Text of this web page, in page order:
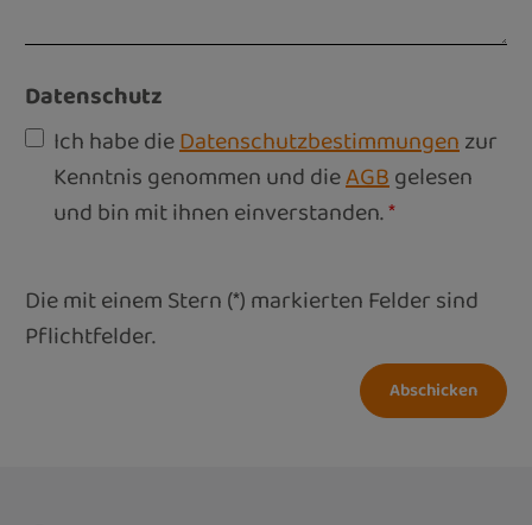
Datenschutz
Ich habe dieDatenschutzbestimmungenzur
Kenntnis genommen und dieAGBgelesen
und bin mit ihnen einverstanden.*
Die mit einem Stern (*) markierten Felder sind
Pflichtfelder.
Abschicken